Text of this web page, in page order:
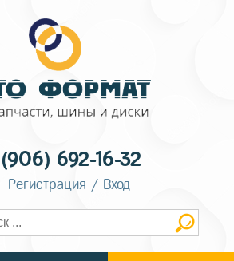
692-16-32
Регистрация / Вход